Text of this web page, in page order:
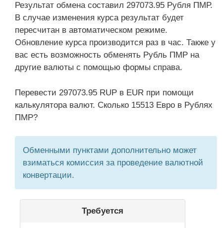
Результат обмена составил 297073.95 Рубля ПМР.
В случае изменения курса результат будет
пересчитан в автоматическом режиме.
Обновление курса производится раз в час. Также у
вас есть возможность обменять Рубль ПМР на
другие валюты с помощью формы справа.
Перевести 297073.95 RUP в EUR при помощи
калькулятора валют. Сколько 15513 Евро в Рублях
ПМР?
Обменными пунктами дополнительно может
взиматься комиссия за проведение валютной
конвертации.
Требуется